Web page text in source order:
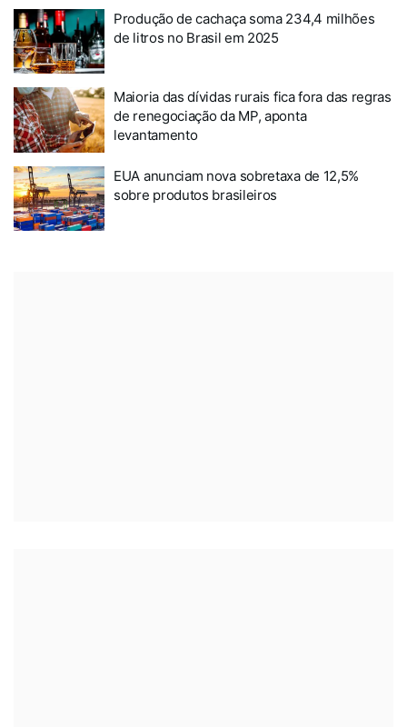
Produção de cachaça soma 234,4 milhões
de litros no Brasil em 2025
Maioria das dívidas rurais fica fora das regras
de renegociação da MP, aponta
levantamento
EUA anunciam nova sobretaxa de 12,5%
sobre produtos brasileiros